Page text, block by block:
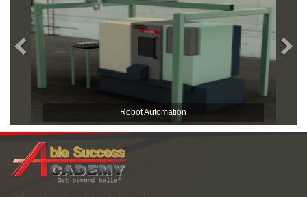
Robot Automation